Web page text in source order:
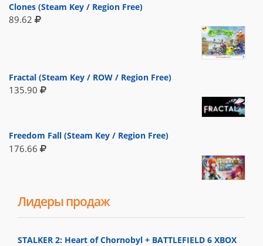
Clones (Steam Key / Region Free)
89.62
Fractal (Steam Key / ROW / Region Free)
135.90
Freedom Fall (Steam Key / Region Free)
176.66
Лидеры продаж
STALKER 2: Heart of Chornobyl + BATTLEFIELD 6 XBOX